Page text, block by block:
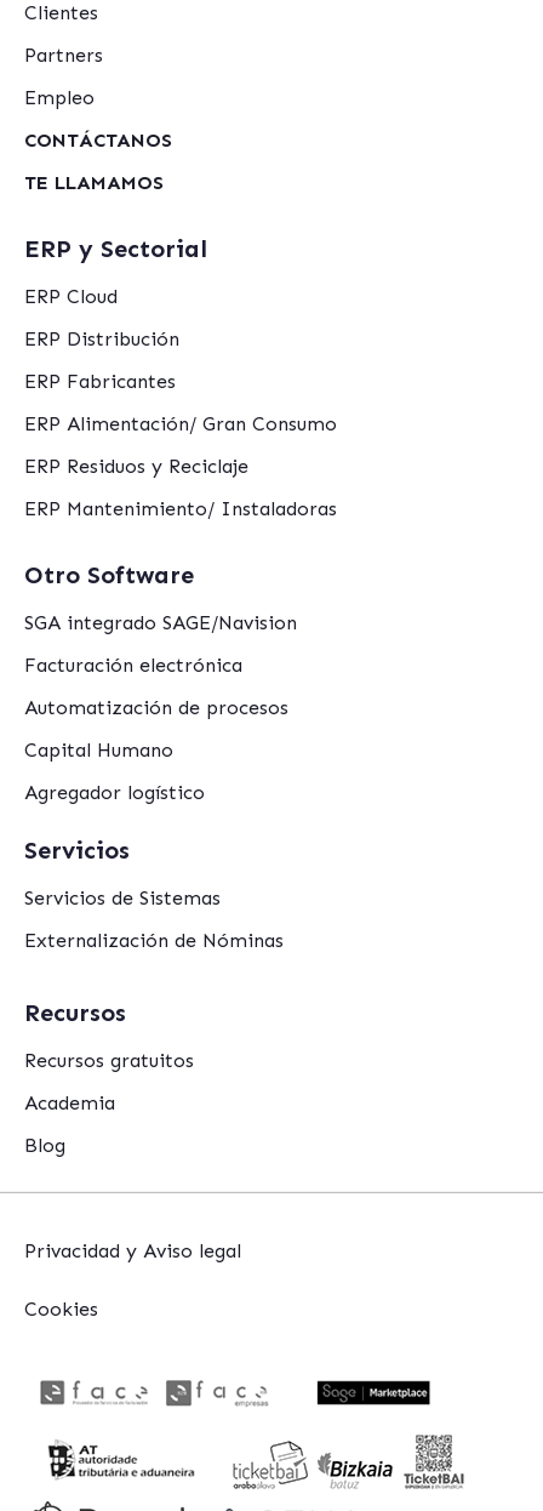
Clientes
Partners
Empleo
CONTÁCTANOS
TE LLAMAMOS
ERP y Sectorial
ERP Cloud
ERP Distribución
ERP Fabricantes
ERP Alimentación/ Gran Consumo
ERP Residuos y Reciclaje
ERP Mantenimiento/ Instaladoras
Otro Software
SGA integrado SAGE/Navision
Facturación electrónica
Automatización de procesos
Capital Humano
Agregador logístico
Servicios
Servicios de Sistemas
Externalización de Nóminas
Recursos
Recursos gratuitos
Academia
Blog
Privacidad y Aviso legal
Cookies